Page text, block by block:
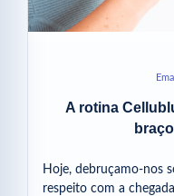
A rotina
Hoje, debruçamo-nos
respeito com a